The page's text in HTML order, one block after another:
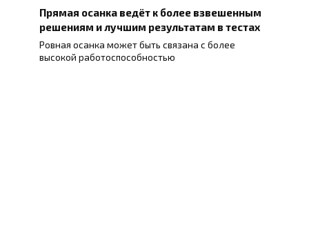
Прямая осанка ведёт к более взвешенным
решениям и лучшим результатам в тестах
Ровная осанка может быть связана с более
высокой работоспособностью